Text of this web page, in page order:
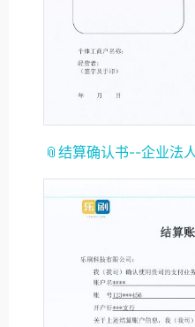
📎结算确认书--企业法